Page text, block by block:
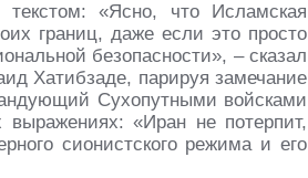
«Ясно, что Исламская
границ, даже если это просто
безопасности», – сказал
Хатибзаде, парируя замечание
Сухопутными войсками
«Иран не потерпит,
сионистского режима и его